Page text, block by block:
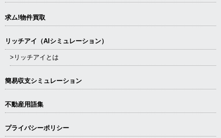
求ム!物件買取
リッチアイ（AIシミュレーション）
>リッチアイとは
簡易収支シミュレーション
不動産用語集
プライバシーポリシー